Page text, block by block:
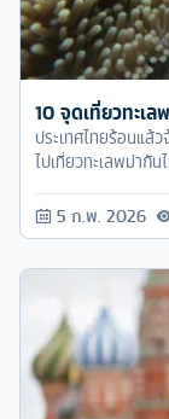
10 จุดเที่ยวทะเ
ประเทศไทยร้อนแล้ว
ไปเที่ยวทะเลพม่ากั
ครับ กันเลย
5 ก.พ. 2026